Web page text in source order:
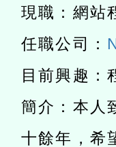
宜
轉知
進學
計畫
民族
趨勢
轉知
政府
函轉
現職：網站
任職公司：
目前興趣：
簡介：本人
十餘年，希